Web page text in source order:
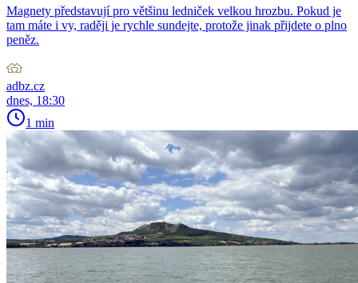
Magnety představují pro většinu ledniček velkou hrozbu. Pokud je
tam máte i vy, raději je rychle sundejte, protože jinak přijdete o plno
peněz.
adbz.cz
dnes, 18:30
1 min